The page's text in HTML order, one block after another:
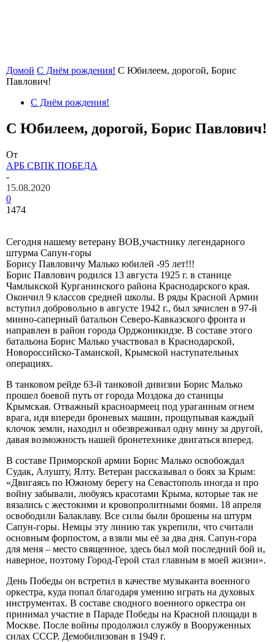
Домой С Днём рождения! С Юбилеем, дорогой, Борис
Павлович!
С Днём рождения!
С Юбилеем, дорогой, Борис Павлович!
От
АРБ СВПК ПОБЕДА
-
15.08.2020
0
1474
Сегодня нашему ветерану ВОВ,участнику легендарного
штурма Сапун-горы
Борису Павловичу Малько юбилей -95 лет!!!
Борис Павлович родился 13 августа 1925 г. в станице
Чамлыкской Курганинского района Краснодарского края.
Окончил 9 классов средней школы. В ряды Красной Армии
вступил добровольно в августе 1942 г., был зачислен в 97-й
минно-саперный батальон Северо-Кавказского фронта и
направлен в район города Орджоникидзе. В составе этого
батальона Борис Малько участвовал в Краснодарской,
Новороссийско-Таманской, Крымской наступательных
операциях.
В танковом рейде 63-й танковой дивизии Борис Малько
прошел боевой путь от города Моздока до станицы
Крымская. Отважный красноармеец под ураганным огнем
врага, идя впереди броневых машин, прощупывая каждый
клочок земли, находил и обезвреживал одну мину за другой,
давая возможность нашей бронетехнике двигаться вперед.
В составе Приморской армии Борис Малько освобождал
Судак, Алушту, Ялту. Ветеран рассказывал о боях за Крым:
«Двигаясь по Южному берегу на Севастополь иногда и про
войну забывали, любуясь красотами Крыма, которые так не
вязались с жестокими и кровопролитными боями. 18 апреля
освободили Балаклаву. Все силы были брошены на штурм
Сапун-горы. Немцы эту линию так укрепили, что считали
основным форпостом, а взяли мы её за два дня. Сапун-гора
для меня – место священное, здесь был мой последний бой и,
наверное, поэтому Город-Герой стал главным в моей жизни».
День Победы он встретил в качестве музыканта военного
оркестра, куда попал благодаря умению играть на духовых
инструментах. В составе сводного военного оркестра он
принимал участие в Параде Победы на Красной площади в
Москве. После войны продолжил службу в Вооруженных
силах СССР. Демобилизован в 1949 г.